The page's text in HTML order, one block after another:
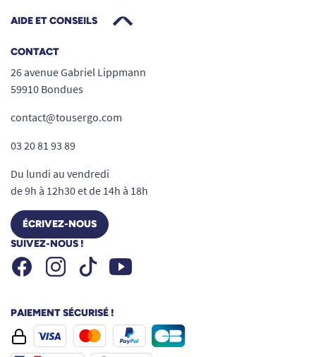
AIDE ET CONSEILS
CONTACT
26 avenue Gabriel Lippmann
59910 Bondues
contact@tousergo.com
03 20 81 93 89
Du lundi au vendredi
de 9h à 12h30 et de 14h à 18h
ÉCRIVEZ-NOUS
SUIVEZ-NOUS !
FacebookInstagramTiktok Youtube
PAIEMENT SÉCURISÉ !